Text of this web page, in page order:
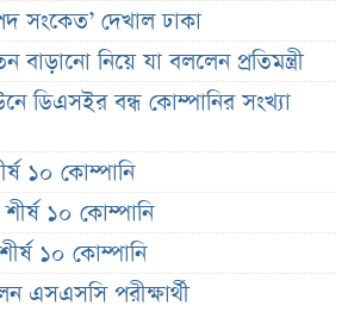
সংকেত’ দেখাল ঢাকা
বাড়ানো নিয়ে যা বললেন প্রতিমন্ত্রী
ডিএসইর বন্ধ কোম্পানির সংখ্যা
১০ কোম্পানি
১০ কোম্পানি
১০ কোম্পানি
এসএসসি পরীক্ষার্থী